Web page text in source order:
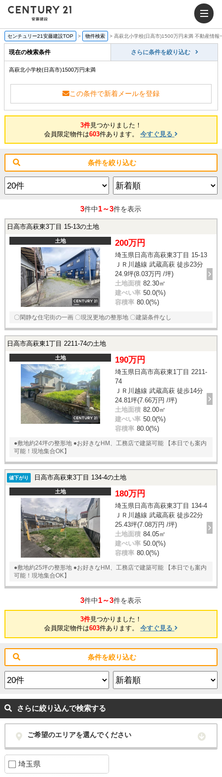
センチュリー21安藤建設TOP > 物件検索 > 高萩北小学校(日高市)1500万円未満 不動産情報
現在の検索条件 さらに条件を絞り込む
高萩北小学校(日高市)1500万円未満
この条件で新着メールを登録
3件見つかりました！
会員限定物件は603件あります。 今すぐ見る
条件を絞り込む
3件中1～3件を表示
日高市高萩東3丁目 15-13の土地
土地 200万円
埼玉県日高市高萩東3丁目 15-13
ＪＲ川越線 武蔵高萩 徒歩23分
24.9坪(8.03万円 /坪)
土地面積 82.30㎡
建ぺい率 50.0(%)
容積率 80.0(%)
〇閑静な住宅街の一画 〇現況更地の整形地 〇建築条件なし
日高市高萩東1丁目 2211-74の土地
土地 190万円
埼玉県日高市高萩東1丁目 2211-
74
ＪＲ川越線 武蔵高萩 徒歩14分
24.81坪(7.66万円 /坪)
土地面積 82.00㎡
建ぺい率 50.0(%)
容積率 80.0(%)
●敷地約24坪の整形地 ●お好きなHM、工務店で建築可能 【本日でも案内
可能！現地集合OK】
値下がり 日高市高萩東3丁目 134-4の土地
土地 180万円
埼玉県日高市高萩東3丁目 134-4
ＪＲ川越線 武蔵高萩 徒歩22分
25.43坪(7.08万円 /坪)
土地面積 84.05㎡
建ぺい率 50.0(%)
容積率 80.0(%)
●敷地約25坪の整形地 ●お好きなHM、工務店で建築可能 【本日でも案内
可能！現地集合OK】
3件中1～3件を表示
3件見つかりました！
会員限定物件は603件あります。 今すぐ見る
条件を絞り込む
さらに絞り込んで検索する
ご希望のエリアを選んでください
埼玉県